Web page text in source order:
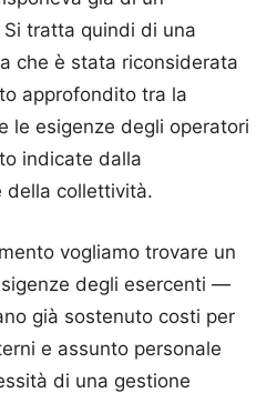
tratta quindi di una
che è stata riconsiderata
approfondito tra la
le esigenze degli operatori
indicate dalla
della collettività.
vogliamo trovare un
degli esercenti —
già sostenuto costi per
e assunto personale
di una gestione